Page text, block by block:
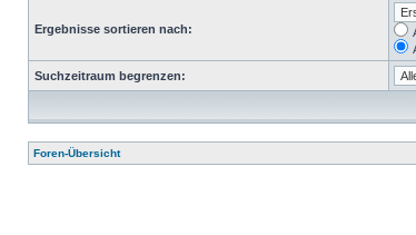
Ergebnisse sortieren nach:
Suchzeitraum begrenzen:
Foren-Übersicht